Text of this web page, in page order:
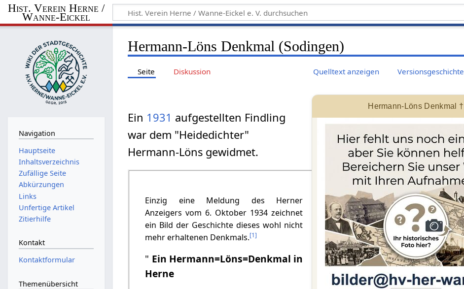
Hist. Verein Herne /
Wanne-Eickel
Hermann-Löns Denkmal (Sodingen)
Seite Diskussion Quelltext anzeigen Versionsgeschichte
Hermann-Löns Denkmal †
Ein 1931 aufgestellten Findling
war dem "Heidedichter"
Hermann-Löns gewidmet.
Einzig eine Meldung des Herner
Anzeigers vom 6. Oktober 1934 zeichnet
ein Bild der Geschichte dieses wohl nicht
mehr erhaltenen Denkmals.[1]
" Ein Hermann=Löns=Denkmal in
Herne
Navigation
Hauptseite
Inhaltsverzeichnis
Zufällige Seite
Abkürzungen
Links
Unfertige Artikel
Zitierhilfe
Kontakt
Kontaktformular
Themenübersicht